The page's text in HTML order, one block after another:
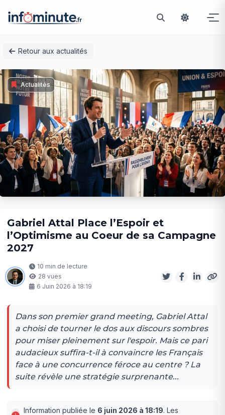
Retour aux actualités
Actualités
Gabriel Attal Place l’Espoir et
l’Optimisme au Coeur de sa Campagne
2027
10 min de lecture
28 vues
6 Juin 2026 à 18:19
Dans son premier grand meeting, Gabriel Attal
a choisi de tourner le dos aux discours sombres
pour miser pleinement sur l'espoir. Mais ce pari
audacieux suffira-t-il à convaincre les Français
face à une concurrence féroce au centre ? La
suite révèle une stratégie surprenante...
Information publiée le 6 juin 2026 à 18:19. Les